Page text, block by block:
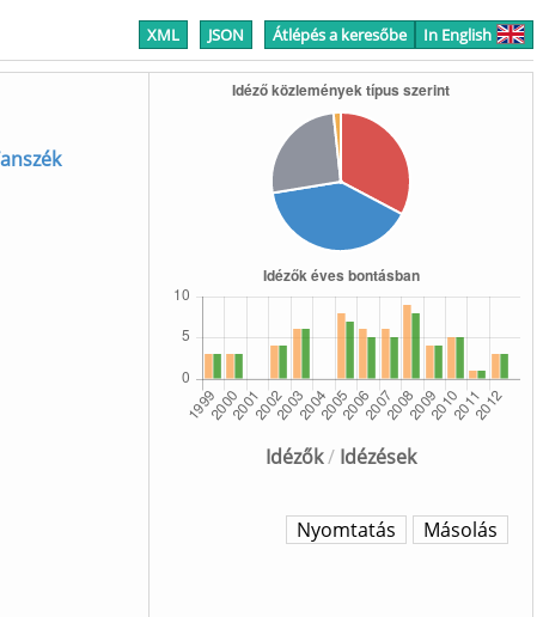
XML JSON Átlépés a keresőbe In English
Idézők/ Idézések
Másolás
Nyomtatás